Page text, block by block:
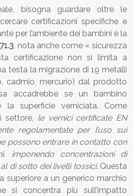
bisogna guardare oltre le
certificazioni specifiche e
per l’ambiente dei bambini è la
, nota anche come « sicurezza
certificazione non si limita a
testa la migrazione di 19 metalli
cadmio, mercurio) dal prodotto
accadrebbe se un bambino
la superficie verniciata. Come
settore, le vernici certificate EN
regolamentate per l’uso sui
possono entrare in contatto con
imponendo concentrazioni di
di sotto dei livelli tossici. Questa
superiore a un generico marchio
si concentra più sull’impatto